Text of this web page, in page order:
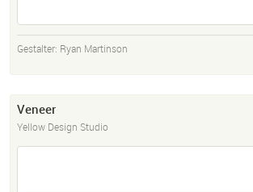
Gestalter: Ryan Martinson
Veneer
Yellow Design Studio